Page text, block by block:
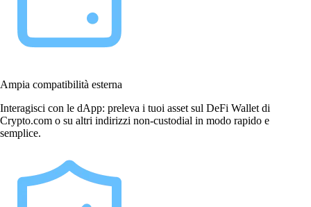
Ampia compatibilità esterna
Interagisci con le dApp: preleva i tuoi asset sul DeFi Wallet di
Crypto.com o su altri indirizzi non-custodial in modo rapido e
semplice.